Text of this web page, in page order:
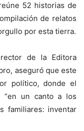
52 historias de
de relatos
por esta tierra.
de la Editora
aseguró que este
político, donde el
“en un canto a los
familiares: inventar